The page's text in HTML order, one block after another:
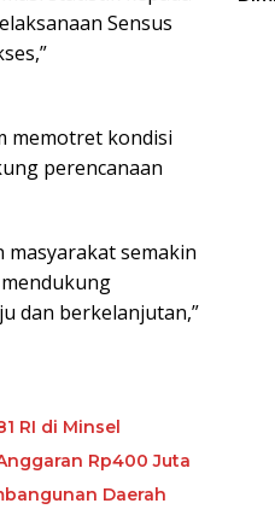
Sensus
memotret kondisi
perencanaan
masyarakat semakin
dan berkelanjutan,”
RI di Minsel
Rp400 Juta
Daerah